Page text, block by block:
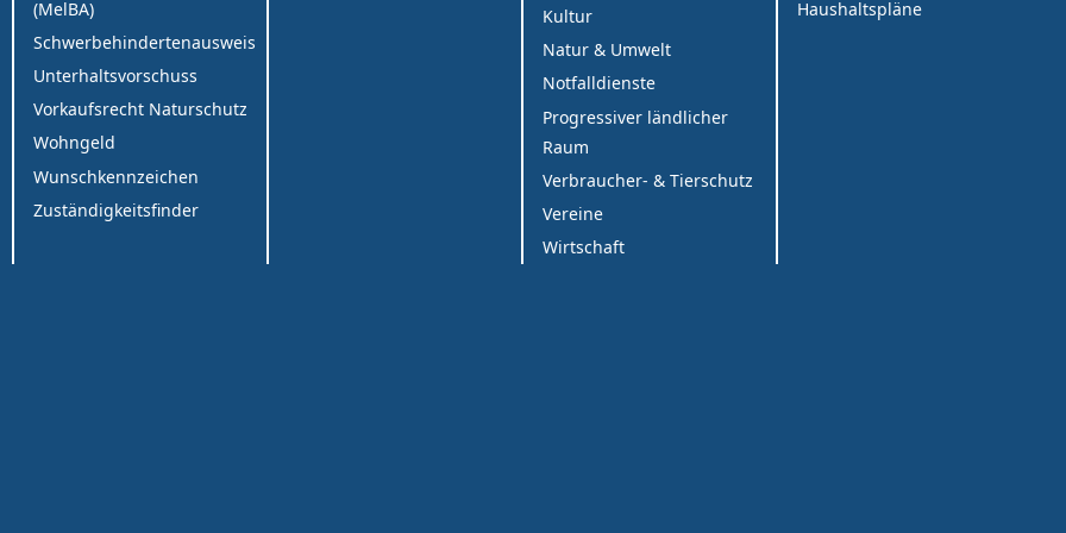
(MelBA)
Schwerbehindertenausweis
Unterhaltsvorschuss
Vorkaufsrecht Naturschutz
Wohngeld
Wunschkennzeichen
Zuständigkeitsfinder
Kultur
Natur & Umwelt
Notfalldienste
Progressiver ländlicher
Raum
Verbraucher- & Tierschutz
Vereine
Wirtschaft
Haushaltspläne